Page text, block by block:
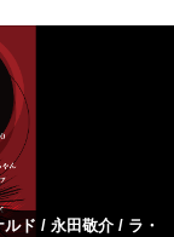
ド / 永田敬介 / ラ・